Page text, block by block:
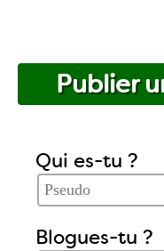
Publier
Qui es-tu ?
Blogues-tu ?